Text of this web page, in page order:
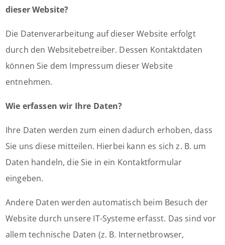
dieser Website?
Die Datenverarbeitung auf dieser Website erfolgt
durch den Websitebetreiber. Dessen Kontaktdaten
können Sie dem Impressum dieser Website
entnehmen.
Wie erfassen wir Ihre Daten?
Ihre Daten werden zum einen dadurch erhoben, dass
Sie uns diese mitteilen. Hierbei kann es sich z. B. um
Daten handeln, die Sie in ein Kontaktformular
eingeben.
Andere Daten werden automatisch beim Besuch der
Website durch unsere IT-Systeme erfasst. Das sind vor
allem technische Daten (z. B. Internetbrowser,